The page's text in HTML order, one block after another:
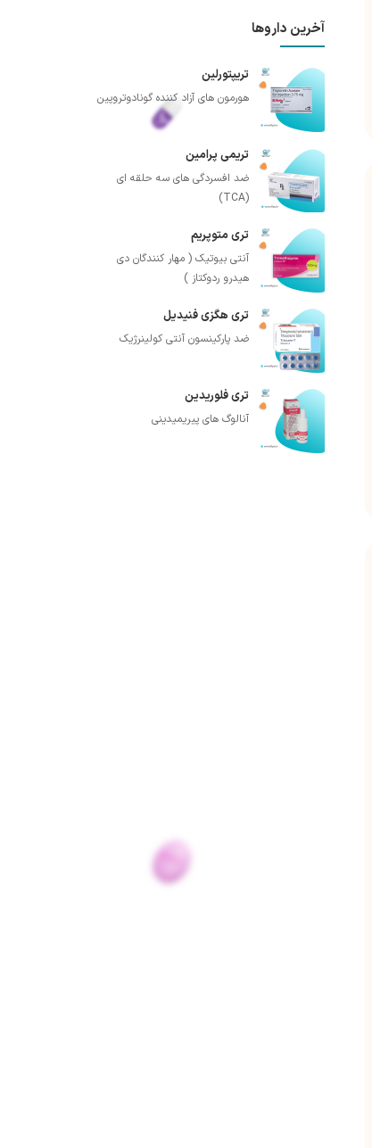
آخرین داروها
تریپتورلین
هورمون های آزاد کننده گونادوتروپین
تریمی پرامین
ضد افسردگی های سه حلقه ای
(TCA)
تری متوپریم
آنتی بیوتیک ( مهار کنندگان دی
هیدرو ردوکتاز )
تری هگزی فنیدیل
ضد پارکینسون آنتی کولینرژیک
تری فلوریدین
آنالوگ های پیریمیدینی